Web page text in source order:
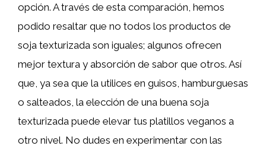
opción. A través de esta comparación, hemos
podido resaltar que no todos los productos de
soja texturizada son iguales; algunos ofrecen
mejor textura y absorción de sabor que otros. Así
que, ya sea que la utilices en guisos, hamburguesas
o salteados, la elección de una buena soja
texturizada puede elevar tus platillos veganos a
otro nivel. No dudes en experimentar con las